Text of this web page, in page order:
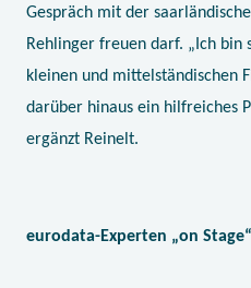
Gespräch mit der
Rehlinger freuen darf. „Ich bin
kleinen und mittelständischen
darüber hinaus ein hilfreiches
ergänzt Reinelt.
eurodata-Experten „on Stage“